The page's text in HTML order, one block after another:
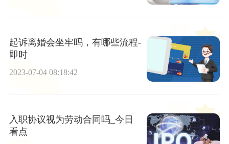
起诉离婚会坐牢吗，有哪些流程-
即时
2023-07-04 08:18:42
入职协议视为劳动合同吗_今日
看点